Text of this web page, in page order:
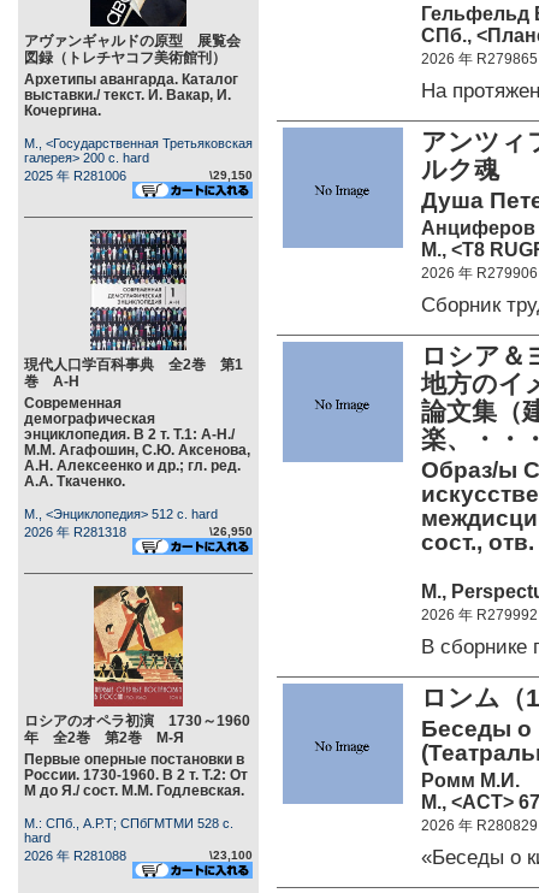
アヴァンギャルドの原型 展覧会
図録（トレチヤコフ美術館刊）
Архетипы авангарда. Каталог
выставки./ текст. И. Вакар, И.
Кочергина.
М., <Государственная Третьяковская
галерея> 200 c. hard
2025 年 R281006
\29,150
現代人口学百科事典 全2巻 第1
巻 А-Н
Современная
демографическая
энциклопедия. В 2 т. Т.1: А-Н./
М.М. Агафошин, С.Ю. Аксенова,
А.Н. Алексеенко и др.; гл. ред.
А.А. Ткаченко.
М., <Энциклопедия> 512 c. hard
2026 年 R281318
\26,950
ロシアのオペラ初演 1730～1960
年 全2巻 第2巻 М-Я
Первые оперные постановки в
России. 1730-1960. В 2 т. Т.2: От
М до Я./ сост. М.М. Годлевская.
М.: СПб., А.Р.Т; СПбГМТМИ 528 c.
hard
2026 年 R281088
\23,100
Гельфельд
СПб.,
2026 年 R279865
На
アンツィ
ルク魂
Душа
М., <Т8
2026 年 R279906
Сборник
ロシア＆
地方のイ
論文集（
楽、・・
Образ/ы
сост.,
М.,
2026 年 R279992
В сборнике
ロンム
Беседы о
Ромм М.И.
М., <АСТ>
2026 年 R280829
«Беседы о